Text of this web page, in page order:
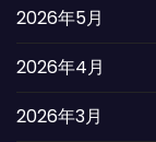
2026年5月
2026年4月
2026年3月